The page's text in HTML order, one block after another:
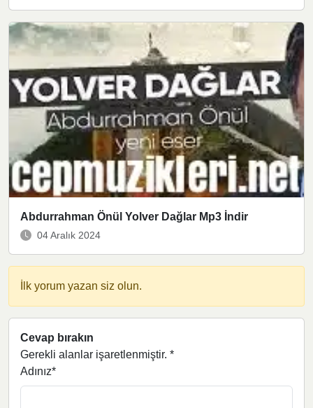
Abdurrahman Önül Yolver Dağlar Mp3 İndir
04 Aralık 2024
İlk yorum yazan siz olun.
Cevap bırakın
Gerekli alanlar işaretlenmiştir. *
Adınız*